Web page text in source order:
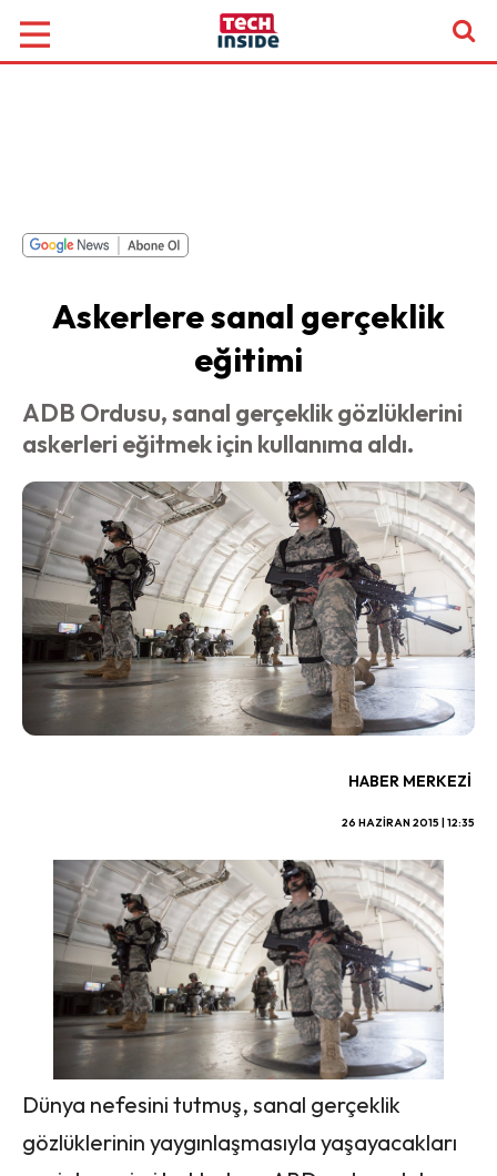
Askerlere sanal gerçeklik
eğitimi
ADB Ordusu, sanal gerçeklik gözlüklerini
askerleri eğitmek için kullanıma aldı.
HABER MERKEZI
26 HAZIRAN 2015 | 12:35
Dünya nefesini tutmuş, sanal gerçeklik
gözlüklerinin yaygınlaşmasıyla yaşayacakları